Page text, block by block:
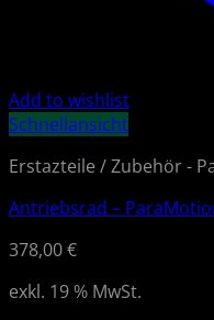
Add to wishlist
Schnellansicht
Erstazteile / Zubehör -
Antriebsrad –
378,00€
exkl. 19 % MwSt.